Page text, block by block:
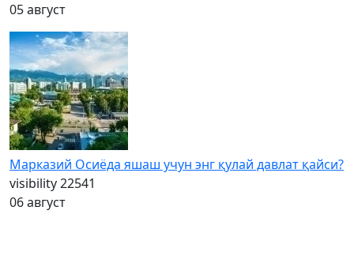
05 август
Марказий Осиёда яшаш учун энг қулай давлат қайси?
visibility22541
06 август